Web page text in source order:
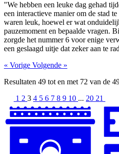
"We hebben een leuke dag gehad
een interactieve manier om de stad
waren leuk, hoewel er wat
pauzemoment en bepaalde vragen.
zorgde het nummer 6 voor enige
een geslaagd uitje dat zeker aan te
« Vorige Volgende »
Resultaten 49 tot en met 72 van de
1 2 3 4 5 6 7 8 9 10 ... 20 21